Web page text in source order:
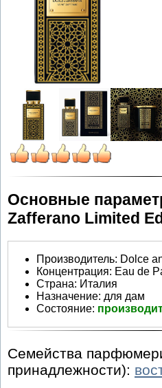
Основные
Zafferano Limited
Производитель: Dolce
Концентрация: Eau de
Страна: Италия
Назначение: для дам
Состояние:
Семейства
принадлежности):